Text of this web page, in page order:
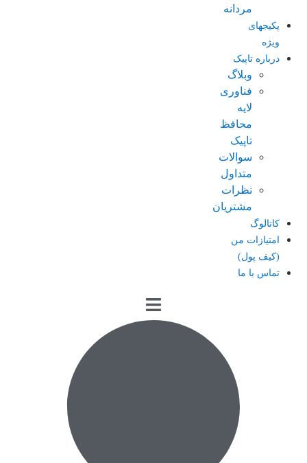
مردانه
پکیجهای
ویژه
درباره تاپیک
وبلاگ
فناوری
لایه
محافظ
تاپیک
سوالات
متداول
نظرات
مشتریان
کاتالوگ
امتیازات من
(کیف پول)
تماس با ما